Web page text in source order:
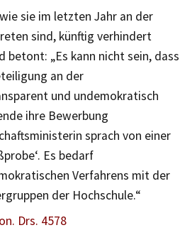
sie im letzten Jahr an der
sind, künftig verhindert
betont: „Es kann nicht sein, dass
an der
und undemokratisch
ihre Bewerbung
sprach von einer
Es bedarf
Verfahrens mit der
der Hochschule.“
Drs. 4578